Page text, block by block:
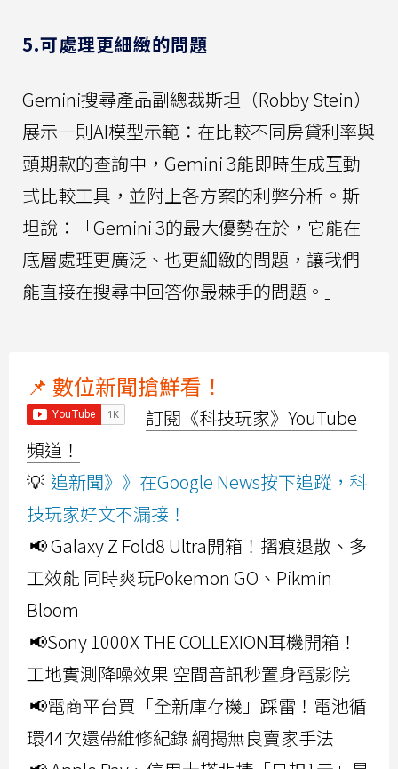
5.可處理更細緻的問題
Gemini搜尋產品副總裁斯坦（Robby Stein）
展示一則AI模型示範：在比較不同房貸利率與
頭期款的查詢中，Gemini 3能即時生成互動
式比較工具，並附上各方案的利弊分析。斯
坦說：「Gemini 3的最大優勢在於，它能在
底層處理更廣泛、也更細緻的問題，讓我們
能直接在搜尋中回答你最棘手的問題。」
📌 數位新聞搶鮮看！
訂閱《科技玩家》YouTube
頻道！
💡 追新聞》》在Google News按下追蹤，科
技玩家好文不漏接！
📢 Galaxy Z Fold8 Ultra開箱！摺痕退散、多
工效能 同時爽玩Pokemon GO、Pikmin
Bloom
📢Sony 1000X THE COLLEXION耳機開箱！
工地實測降噪效果 空間音訊秒置身電影院
📢電商平台買「全新庫存機」踩雷！電池循
環44次還帶維修紀錄 網揭無良賣家手法